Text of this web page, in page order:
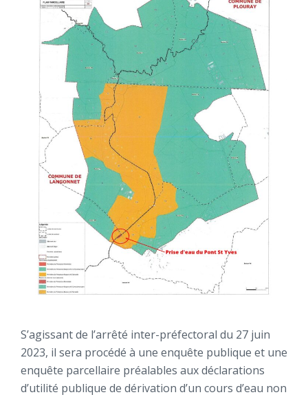
S’agissant de l’arrêté inter-préfectoral du 27 juin
2023, il sera procédé à une enquête publique et une
enquête parcellaire préalables aux déclarations
d’utilité publique de dérivation d’un cours d’eau non